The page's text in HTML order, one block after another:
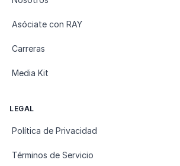
Asóciate con RAY
Carreras
Media Kit
LEGAL
Política de Privacidad
Términos de Servicio